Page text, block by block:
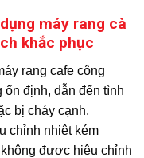
máy rang cà
khắc phục
rang cafe công
ổn định, dẫn đến tình
bị cháy cạnh.
chỉnh nhiệt kém
được hiệu chỉnh